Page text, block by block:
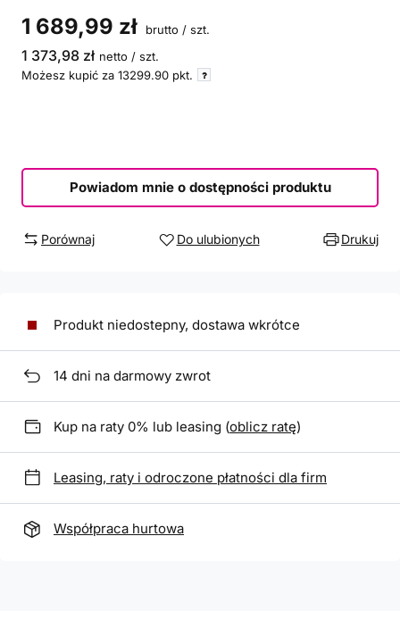
1 689,99 zł brutto / szt.
1 373,98 zł netto / szt.
Możesz kupić za 13299.90 pkt.
Powiadom mnie o dostępności produktu
Porównaj Do ulubionych Drukuj
Produkt niedostepny, dostawa wkrótce
14 dni na darmowy zwrot
Kup na raty 0% lub leasing (oblicz ratę)
Leasing, raty i odroczone płatności dla firm
Współpraca hurtowa